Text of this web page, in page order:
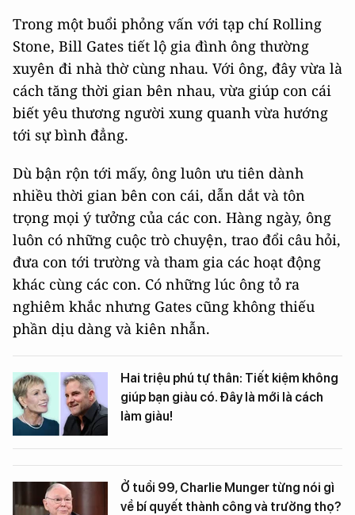
Trong một buổi phỏng vấn với tạp chí Rolling
Stone, Bill Gates tiết lộ gia đình ông thường
xuyên đi nhà thờ cùng nhau. Với ông, đây vừa là
cách tăng thời gian bên nhau, vừa giúp con cái
biết yêu thương người xung quanh vừa hướng
tới sự bình đẳng.
Dù bận rộn tới mấy, ông luôn ưu tiên dành
nhiều thời gian bên con cái, dẫn dắt và tôn
trọng mọi ý tưởng của các con. Hàng ngày, ông
luôn có những cuộc trò chuyện, trao đổi câu hỏi,
đưa con tới trường và tham gia các hoạt động
khác cùng các con. Có những lúc ông tỏ ra
nghiêm khắc nhưng Gates cũng không thiếu
phần dịu dàng và kiên nhẫn.
Hai triệu phú tự thân: Tiết kiệm không
giúp bạn giàu có. Đây là mới là cách
làm giàu!
Ở tuổi 99, Charlie Munger từng nói gì
về bí quyết thành công và trường thọ?